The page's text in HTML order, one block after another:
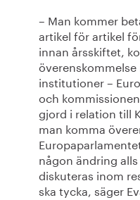
– Man kommer
artikel för artikel
innan årsskiftet,
institutioner –
och
gjord i relation till
man komma
någon ändring
diskuteras inom
ska tycka, säger